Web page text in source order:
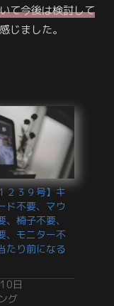
て今後は検討して
じました。
２３９号】キ
ド不要、マウ
、椅子不要、
、モニター不
たり前になる
日
グ